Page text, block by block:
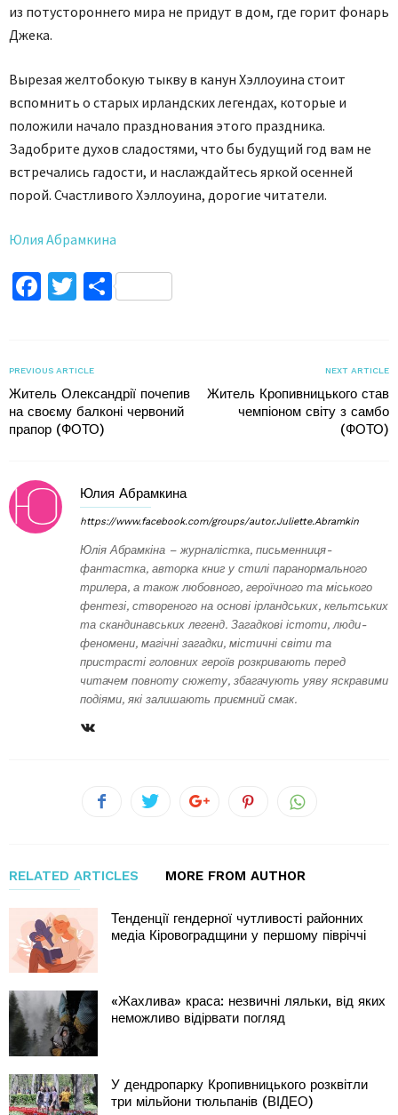
из потустороннего мира не придут в дом, где горит фонарь
Джека.
Вырезая желтобокую тыкву в канун Хэллоуина стоит
вспомнить о старых ирландских легендах, которые и
положили начало празднования этого праздника.
Задобрите духов сладостями, что бы будущий год вам не
встречались гадости, и наслаждайтесь яркой осенней
порой. Счастливого Хэллоуина, дорогие читатели.
Юлия Абрамкина
Facebook
TwitterПоділитися
PREVIOUS ARTICLE
Житель Олександрії почепив
на своєму балконі червоний
прапор (ФОТО)
NEXT ARTICLE
Житель Кропивницького став
чемпіоном світу з самбо
(ФОТО)
Юлия Абрамкина
https://www.facebook.com/groups/autor.Juliette.Abramkin
Юлія Абрамкіна – журналістка, письменниця-
фантастка, авторка книг у стилі паранормального
трилера, а також любовного, героїчного та міського
фентезі, створеного на основі ірландських, кельтських
та скандинавських легенд. Загадкові істоти, люди-
феномени, магічні загадки, містичні світи та
пристрасті головних героїв розкривають перед
читачем повноту сюжету, збагачують уяву яскравими
подіями, які залишають приємний смак.
RELATED ARTICLES MORE FROM AUTHOR
Тенденції гендерної чутливості районних
медіа Кіровоградщини у першому півріччі
«Жахлива» краса: незвичні ляльки, від яких
неможливо відірвати погляд
У дендропарку Кропивницького розквітли
три мільйони тюльпанів (ВІДЕО)